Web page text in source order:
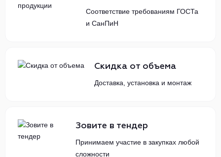
Соответствие требованиям ГОСТа
и СанПиН
Скидка от объема
Доставка, установка и монтаж
Зовите в тендер
Принимаем участие в закупках любой
сложности